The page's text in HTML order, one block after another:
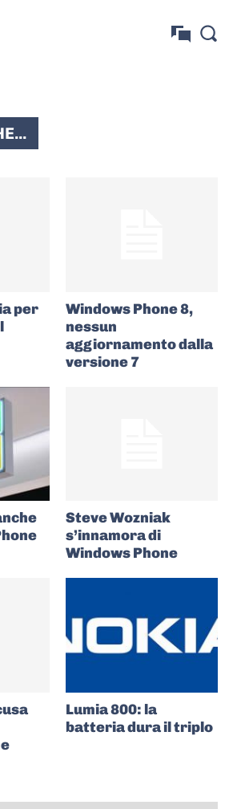
per
Windows Phone 8,
nessun
aggiornamento dalla
versione 7
Steve Wozniak
s’innamora di
Windows Phone
Lumia 800: la
batteria dura il triplo